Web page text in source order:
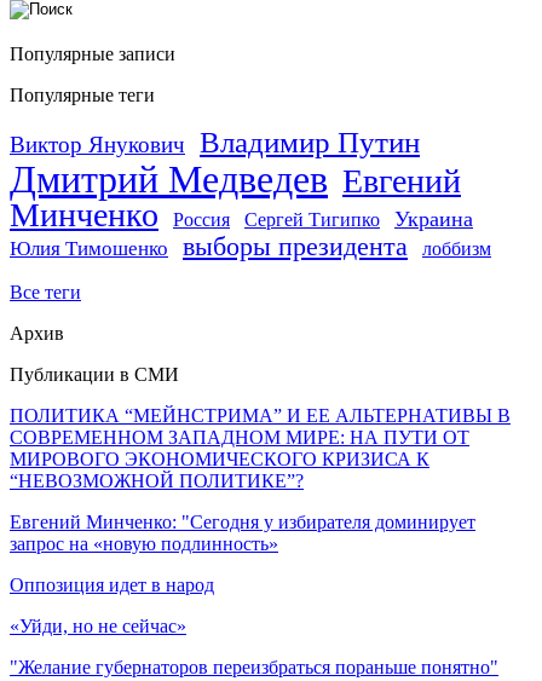
Популярные записи
Популярные теги
Виктор Янукович Владимир Путин
Дмитрий Медведев Евгений
Минченко
Россия Сергей Тигипко Украина
Юлия Тимошенко выборы президента лоббизм
Все теги
Архив
Публикации в СМИ
ПОЛИТИКА “МЕЙНСТРИМА” И ЕЕ АЛЬТЕРНАТИВЫ В
СОВРЕМЕННОМ ЗАПАДНОМ МИРЕ: НА ПУТИ ОТ
МИРОВОГО ЭКОНОМИЧЕСКОГО КРИЗИСА К
“НЕВОЗМОЖНОЙ ПОЛИТИКЕ”?
Евгений Минченко: "Сегодня у избирателя доминирует
запрос на «новую подлинность»
Оппозиция идет в народ
«Уйди, но не сейчас»
"Желание губернаторов переизбраться пораньше понятно"